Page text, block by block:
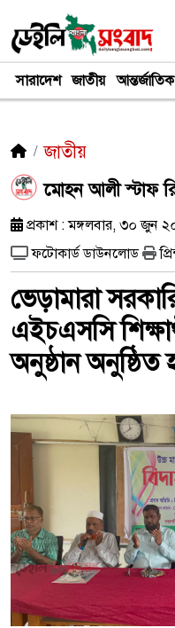
সারাদেশ জাতীয় আন্তর্জাতিক
জাতীয়
​মোহন আলী স্টাফ
প্রকাশ : মঙ্গলবার, ৩০ জুন
ফটোকার্ড ডাউনলোড
ভেড়ামারা
এইচএসসি
অনুষ্ঠান অনুষ্ঠিত